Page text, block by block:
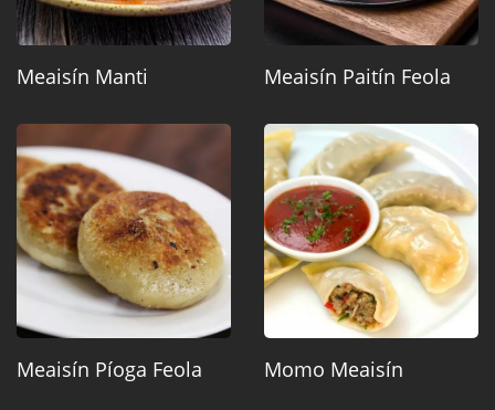
Meaisín Manti Meaisín Paitín Feola
Meaisín Píoga Feola Momo Meaisín